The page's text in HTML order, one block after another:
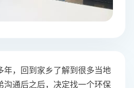
年，回到家乡了解到很多当地
沟通后之后，决定找一个环保